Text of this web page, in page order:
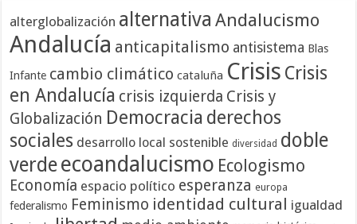
alterglobalización alternativa Andalucismo
Andalucía anticapitalismo antisistema Blas
Infante cambio climático cataluña Crisis Crisis
en Andalucía crisis izquierda Crisis y
Globalización Democracia derechos
sociales desarrollo local sostenible diversidad doble
verdeecoandalucismo Ecologismo
Economía espacio político esperanza europa
federalismo Feminismo identidad cultural igualdad